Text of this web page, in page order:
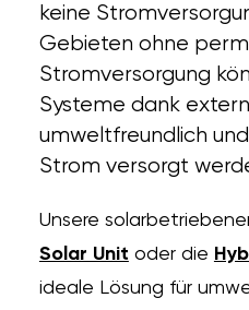
keine
Gebieten ohne
Stromversorgung
Systeme dank
umweltfreundlich
Strom versorgt
Unsere
Solar Unit oder die
ideale Lösung für